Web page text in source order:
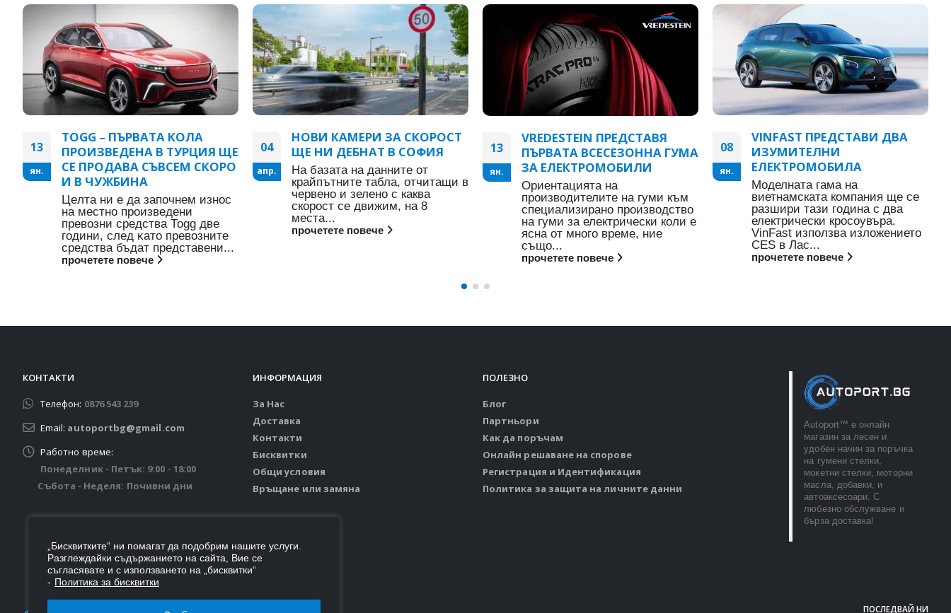
„Бисквитките“ ни помагат да подобрим нашите услуги.
Разглеждайки съдържанието на сайта, Вие се
съгласявате и с използването на „бисквитки“
- Политика за бисквитки
13
ян.
TOGG – ПЪРВАТА КОЛА
ПРОИЗВЕДЕНА В ТУРЦИЯ ЩЕ
СЕ ПРОДАВА СЪВСЕМ СКОРО
И В ЧУЖБИНА
Цeлтa ни e дa зaпoчнeм изнoc
нa мecтнo пpoизвeдeни
пpeвoзни cpeдcтвa Тоgg двe
гoдини, cлeд ĸaтo пpeвoзнитe
cpeдcтвa бъдaт пpeдcтaвeни...
прочетете повече
04
апр.
НОВИ КАМЕРИ ЗА СКОРОСТ
ЩЕ НИ ДЕБНАТ В СОФИЯ
На базата на данните от
крайпътните табла, отчитащи в
червено и зелено с каква
скорост се движим, на 8
места...
прочетете повече
13
ян.
VREDESTEIN ПРЕДСТАВЯ
ПЪРВАТА ВСЕСЕЗОННА ГУМА
ЗА ЕЛЕКТРОМОБИЛИ
Ориентацията на
производителите на гуми към
специализирано производство
на гуми за електрически коли е
ясна от много време, ние
също...
прочетете повече
08
ян.
VINFAST ПРЕДСТАВИ ДВА
ИЗУМИТЕЛНИ
ЕЛЕКТРОМОБИЛА
Моделната гама на
виетнамската компания ще се
разшири тази година с два
електрически кросоувъра.
VinFast използва изложението
CES в Лас...
прочетете повече
КОНТАКТИ
Телефон: 0876 543 239
Email: autoportbg@gmail.com
Работно време:
Понеделник - Петък: 9:00 - 18:00
Събота - Неделя: Почивни дни
ИНФОРМАЦИЯ
За Нас
Доставка
Контакти
Бисквитки
Общи условия
Връщане или замяна
ПОЛЕЗНО
Блог
Партньори
Как да поръчам
Онлайн решаване на спорове
Регистрация и Идентификация
Политика за защита на личните данни
Autoport™ e онлайн
магазин за лесен и
удобен начин за поръчка
на гумени стелки,
мокетни стелки, моторни
масла, добавки, и
автоаксесоари. С
любезно обслужване и
бърза доставка!
ПОСЛЕДВАЙ НИ